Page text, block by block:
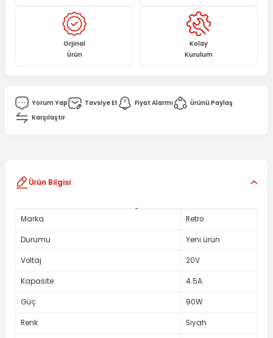
Orjinal
Ürün
Kolay
Kurulum
Yorum Yap Tavsiye Et Fiyat Alarmı
Ürünü Paylaş
Karşılaştır
Ürün Bilgisi
Marka Retro
Durumu Yeni ürün
Voltaj 20V
Kapasite 4.5A
Güç 90W
Renk Siyah